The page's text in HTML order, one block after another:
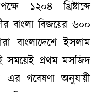
১২০৪ খ্রিষ্টাব্দে
বাংলা বিজয়ের ৬০০
বাংলাদেশে ইসলাম
সময়েই প্রথম মসজিদ
এর গবেষণা অনুযায়ী